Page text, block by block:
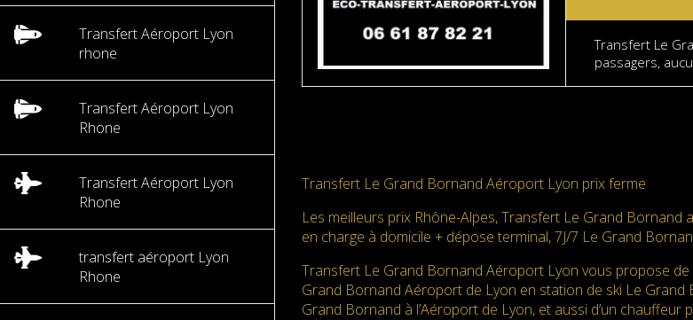
Transfert Aéroport Lyon
rhone
Transfert Aéroport Lyon
Rhone
Transfert Aéroport Lyon
Rhone
transfert aéroport Lyon
Rhone
Transfert Le
passagers,
Transfert Le Grand Bornand Aéroport Lyon prix ferme
Les meilleurs prix Rhône-Alpes, Transfert Le Grand
en charge à domicile + dépose terminal, 7J/7 Le Grand
Transfert Le Grand Bornand Aéroport Lyon vous propose
Grand Bornand Aéroport de Lyon en station de ski Le
Grand Bornand à l’Aéroport de Lyon, et aussi d’un chauffeur